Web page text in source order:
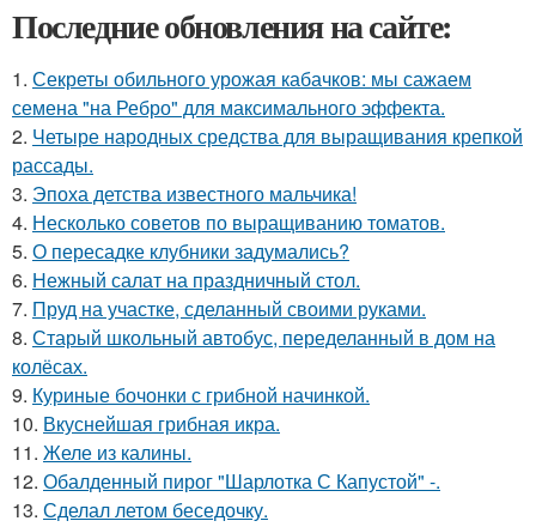
Последние обновления на сайте:
1. Секреты обильного урожая кабачков: мы сажаем
семена "на Ребро" для максимального эффекта.
2. Четыре народных средства для выращивания крепкой
рассады.
3. Эпоха детства известного мальчика!
4. Несколько советов по выращиванию томатов.
5. О пересадке клубники задумались?
6. Нежный салат на праздничный стол.
7. Пруд на участке, сделанный своими руками.
8. Старый школьный автобус, переделанный в дом на
колёсах.
9. Куриные бочонки с грибной начинкой.
10. Вкуснейшая грибная икра.
11. Желе из калины.
12. Обалденный пирог "Шарлотка С Капустой" -.
13. Сделал летом беседочку.